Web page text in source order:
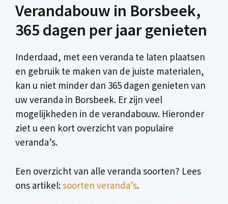
Verandabouw in Borsbeek,
365 dagen per jaar genieten
Inderdaad, met een veranda te laten plaatsen
en gebruik te maken van de juiste materialen,
kan u niet minder dan 365 dagen genieten van
uw veranda in Borsbeek. Er zijn veel
mogelijkheden in de verandabouw. Hieronder
ziet u een kort overzicht van populaire
veranda’s.
Een overzicht van alle veranda soorten? Lees
ons artikel:soorten veranda’s.